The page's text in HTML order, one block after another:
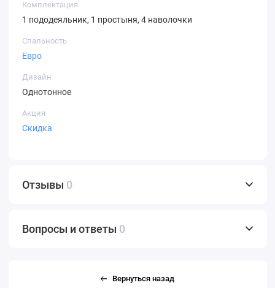
Комплектация
1 пододеяльник, 1 простыня, 4 наволочки
Спальность
Евро
Дизайн
Однотонное
Акция
Скидка
Отзывы 0
Вопросы и ответы 0
Вернуться назад